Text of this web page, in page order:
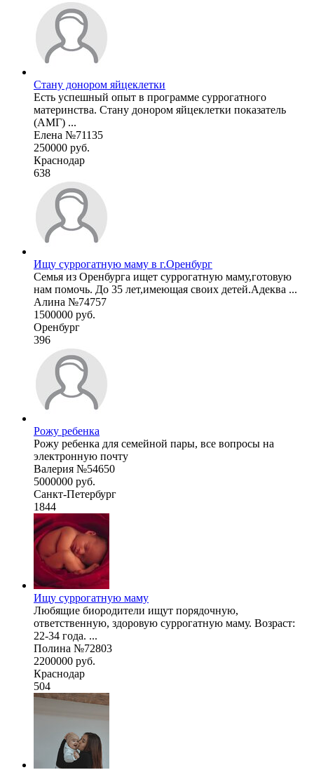
Стану донором яйцеклетки
Есть успешный опыт в программе суррогатного
материнства. Стану донором яйцеклетки показатель
(АМГ) ...
Елена №71135
250000 руб.
Краснодар
638
Ищу суррогатную маму в г.Оренбург
Семья из Оренбурга ищет суррогатную маму,готовую
нам помочь. До 35 лет,имеющая своих детей.Адеква ...
Алина №74757
1500000 руб.
Оренбург
396
Рожу ребенка
Рожу ребенка для семейной пары, все вопросы на
электронную почту
Валерия №54650
5000000 руб.
Санкт-Петербург
1844
Ищу суррогатную маму
Любящие биородители ищут порядочную,
ответственную, здоровую суррогатную маму. Возраст:
22-34 года. ...
Полина №72803
2200000 руб.
Краснодар
504